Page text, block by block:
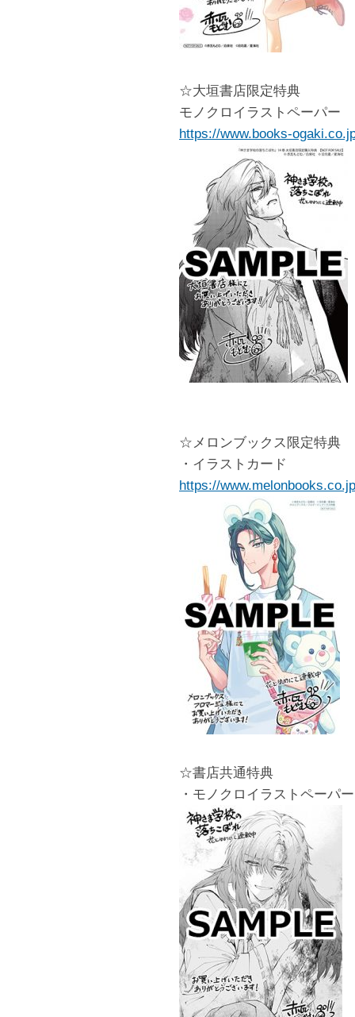
☆大垣書店限定特典
モノクロイラストペーパー
https://www.books-
☆メロンブックス限定特典
・イラストカード
https://
☆書店共通特典
・モノクロイラストペーパー